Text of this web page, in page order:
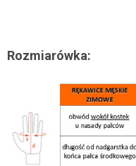
Rozmiarówka: